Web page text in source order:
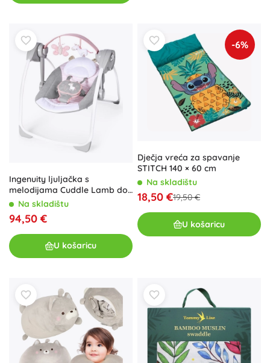
Ingenuity ljuljačka s
melodijama Cuddle Lamb do
9 kgNa skladištu
94,50 €
U košaricu
-6%
Dječja vreća za spavanje
STITCH 140 × 60 cm
Na skladištu
18,50 €19,50 €
U košaricu